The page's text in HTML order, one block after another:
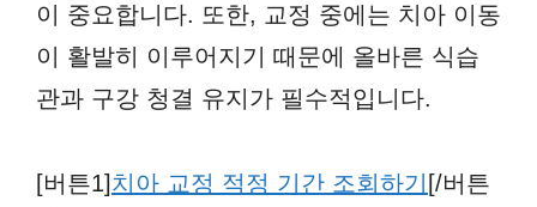
이 중요합니다. 또한, 교정 중에는 치아 이동
이 활발히 이루어지기 때문에 올바른 식습
관과 구강 청결 유지가 필수적입니다.
[버튼1]치아 교정 적정 기간 조회하기[/버튼